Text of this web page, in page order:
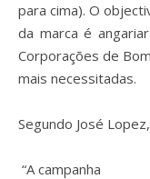
para cima). O
da marca é
Corporações de
mais necessitadas.
Segundo José
“A campanha